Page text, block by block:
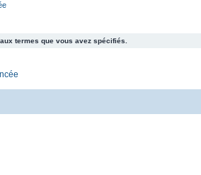
termes que vous avez spécifiés.